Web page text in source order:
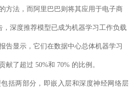
方法，而阿里巴巴则将其应用于电子商
，深度推荐模型已成为机器学习工作负载
告显示，它们在数据中心总体机器学习
献了超过 50%和 70% 的比例。
括两部分，即嵌入层和深度神经网络层